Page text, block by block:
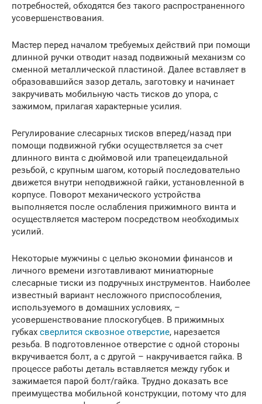
потребностей, обходятся без такого распространенного
усовершенствования.
Мастер перед началом требуемых действий при помощи
длинной ручки отводит назад подвижный механизм со
сменной металлической пластиной. Далее вставляет в
образовавшийся зазор деталь, заготовку и начинает
закручивать мобильную часть тисков до упора, с
зажимом, прилагая характерные усилия.
Регулирование слесарных тисков вперед/назад при
помощи подвижной губки осуществляется за счет
длинного винта с дюймовой или трапецеидальной
резьбой, с крупным шагом, который последовательно
движется внутри неподвижной гайки, установленной в
корпусе. Поворот механического устройства
выполняется после ослабления прижимного винта и
осуществляется мастером посредством необходимых
усилий.
Некоторые мужчины с целью экономии финансов и
личного времени изготавливают миниатюрные
слесарные тиски из подручных инструментов. Наиболее
известный вариант несложного приспособления,
используемого в домашних условиях, –
усовершенствование плоскогубцев. В прижимных
губках сверлится сквозное отверстие, нарезается
резьба. В подготовленное отверстие с одной стороны
вкручивается болт, а с другой – накручивается гайка. В
процессе работы деталь вставляется между губок и
зажимается парой болт/гайка. Трудно доказать все
преимущества мобильной конструкции, потому что для